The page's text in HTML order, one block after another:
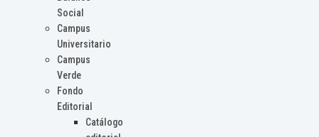
Social
Campus
Universitario
Campus
Verde
Fondo
Editorial
Catálogo